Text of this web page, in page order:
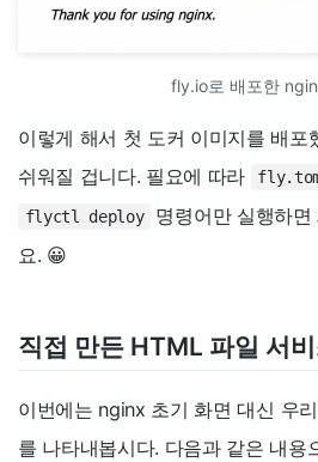
fly.io로 배포한
이렇게 해서 첫 도커 이미지를 배포
쉬워질 겁니다. 필요에 따라
flyctl deploy
명령어만 실행하
요. 😀
직접 만든 HTML 파일 서
이번에는 nginx 초기 화면 대신 우
를 나타내봅시다. 다음과 같은 내용